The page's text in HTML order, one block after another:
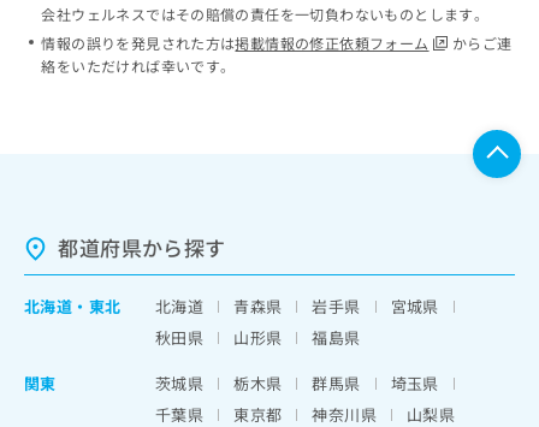
会社ウェルネスではその賠償の責任を一切負わないものとします。
情報の誤りを発見された方は掲載情報の修正依頼フォーム
からご連
絡をいただければ幸いです。
都道府県から探す
北海道 ・ 東北 北海道 青森県 岩手県
宮城県
秋田県
山形県
福島県
関東
茨城県 栃木県 群馬県
埼玉県
千葉県
東京都 神奈川県
山梨県